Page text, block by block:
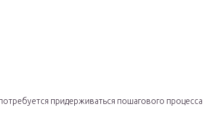
придерживаться пошагового процесса